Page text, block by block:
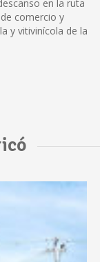
en la ruta
comercio y
y vitivinícola de la